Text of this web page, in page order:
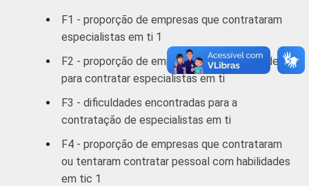
F1 - proporção de empresas que contrataram
especialistas em ti 1
F2 - proporção de empresas com dificuldades
para contratar especialistas em ti
F3 - dificuldades encontradas para a
contratação de especialistas em ti
F4 - proporção de empresas que contrataram
ou tentaram contratar pessoal com habilidades
em tic 1